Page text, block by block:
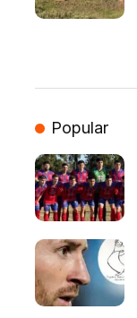
Popular